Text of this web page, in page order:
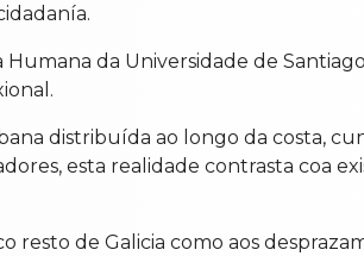
da Universidade de
distribuída ao longo da costa,
esta realidade contrasta coa
resto de Galicia como aos